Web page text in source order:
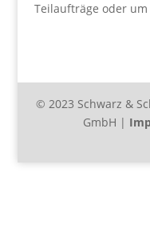
Teilaufträge oder
© 2023 Schwarz &
GmbH |